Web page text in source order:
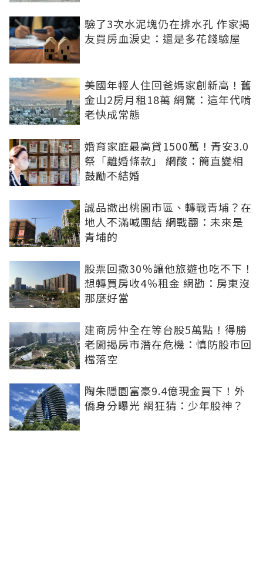
驗了3次水泥塊仍在排水孔 作家揭
友買房血淚史：還是多花錢驗屋
美國年輕人住回爸媽家創新高！舊
金山2房月租18萬 網驚：這年代啃
老快成常態
婚育家庭最高貸1500萬！青安3.0
祭「離婚條款」 網酸：簡直變相
鼓勵不結婚
誠品撤出桃園市區、轉戰青埔？在
地人不滿喊團結 網戰翻：未來是
青埔的
股票回撤30％讓他旅遊也吃不下！
想轉買房收4％租金 網勸：房東沒
那麼好當
建商房仲全在等台股5萬點！得勝
老闆揭房市潛在危機：慎防股市回
檔落空
陶朱隱園富豪9.4億現金買下！外
僑身分曝光 網狂猜：少年股神？